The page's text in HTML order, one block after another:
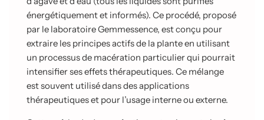
énergétiquement et informés). Ce procédé, proposé
par le laboratoire Gemmessence, estconçu pour
extraire les principes actifs de la plante en utilisant
un processus de macération particulier qui pourrait
intensifier ses effets thérapeutiques. Ce mélange
estsouvent utilisé dans des applications
thérapeutiques et pour l’usage interne ou externe.